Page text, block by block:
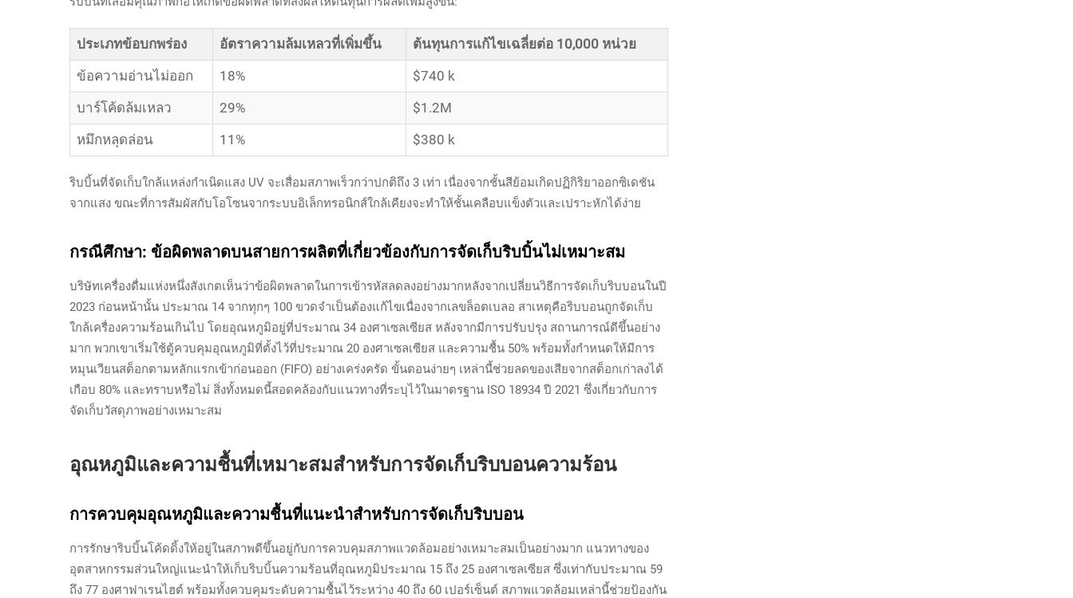
ประเภทข้อบกพร่อง อัตราความล้มเหลวที่เพิ่มขึ้น
ต้นทุนการแก้ไขเฉลี่ยต่อ 10,000 หน่วย
ข้อความอ่านไม่ออก
18%
$740 k
บาร์โค้ดล้มเหลว
29%
$1.2M
หมึกหลุดล่อน
11% $380 k
ริบบิ้นที่จัดเก็บใกล้แหล่งกำเนิดแสง UV จะเสื่อมสภาพเร็วกว่าปกติถึง 3 เท่า เนื่องจากชั้นสีย้อมเกิดปฏิกิริยาออกซิเดชัน
จากแสง ขณะที่การสัมผัสกับโอโซนจากระบบอิเล็กทรอนิกส์ใกล้เคียงจะทำให้ชั้นเคลือบแข็งตัวและเปราะหักได้ง่าย
กรณีศึกษา: ข้อผิดพลาดบนสายการผลิตที่เกี่ยวข้องกับการจัดเก็บริบบิ้นไม่เหมาะสม
บริษัทเครื่องดื่มแห่งหนึ่งสังเกตเห็นว่าข้อผิดพลาดในการเข้ารหัสลดลงอย่างมากหลังจากเปลี่ยนวิธีการจัดเก็บริบบอนในปี
2023 ก่อนหน้านั้น ประมาณ 14 จากทุกๆ 100 ขวดจำเป็นต้องแก้ไขเนื่องจากเลขล็อตเบลอ สาเหตุคือริบบอนถูกจัดเก็บ
ใกล้เครื่องความร้อนเกินไป โดยอุณหภูมิอยู่ที่ประมาณ 34 องศาเซลเซียส หลังจากมีการปรับปรุง สถานการณ์ดีขึ้นอย่าง
มาก พวกเขาเริ่มใช้ตู้ควบคุมอุณหภูมิที่ตั้งไว้ที่ประมาณ 20 องศาเซลเซียส และความชื้น 50% พร้อมทั้งกำหนดให้มีการ
หมุนเวียนสต็อกตามหลักแรกเข้าก่อนออก (FIFO) อย่างเคร่งครัด ขั้นตอนง่ายๆ เหล่านี้ช่วยลดของเสียจากสต็อกเก่าลงได้
เกือบ 80% และทราบหรือไม่ สิ่งทั้งหมดนี้สอดคล้องกับแนวทางที่ระบุไว้ในมาตรฐาน ISO 18934 ปี 2021 ซึ่งเกี่ยวกับการ
จัดเก็บวัสดุภาพอย่างเหมาะสม
อุณหภูมิและความชื้นที่เหมาะสมสำหรับการจัดเก็บริบบอนความร้อน
การควบคุมอุณหภูมิและความชื้นที่แนะนำสำหรับการจัดเก็บริบบอน
การรักษาริบบิ้นโค้ดดิ้งให้อยู่ในสภาพดีขึ้นอยู่กับการควบคุมสภาพแวดล้อมอย่างเหมาะสมเป็นอย่างมาก แนวทางของ
อุตสาหกรรมส่วนใหญ่แนะนำให้เก็บริบบิ้นความร้อนที่อุณหภูมิประมาณ 15 ถึง 25 องศาเซลเซียส ซึ่งเท่ากับประมาณ 59
ถึง 77 องศาฟาเรนไฮต์ พร้อมทั้งควบคุมระดับความชื้นไว้ระหว่าง 40 ถึง 60 เปอร์เซ็นต์ สภาพแวดล้อมเหล่านี้ช่วยป้องกัน